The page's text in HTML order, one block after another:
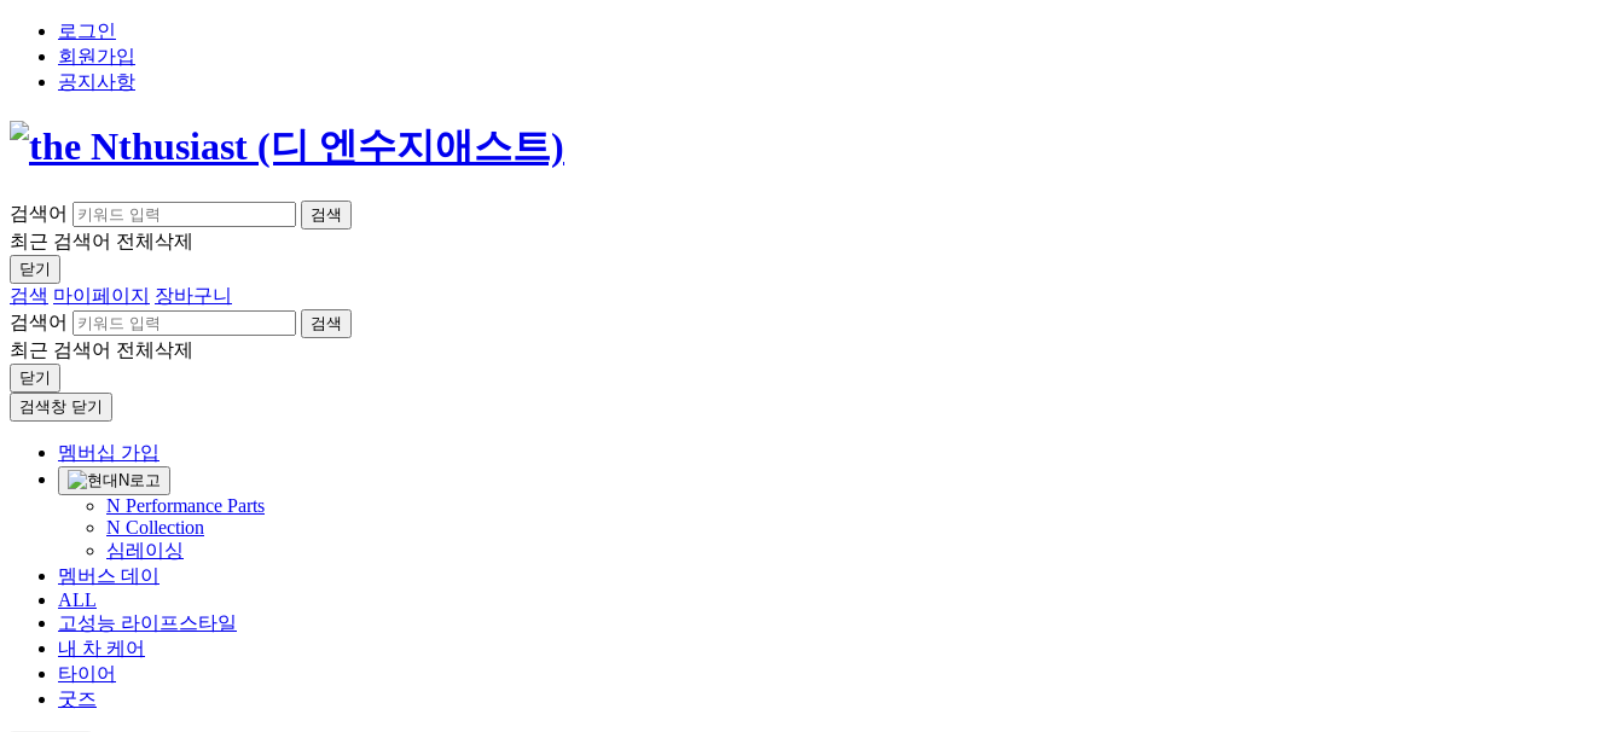
로그인
회원가입
공지사항
검색어 검색
최근 검색어 전체삭제
닫기
검색 마이페이지
장바구니
검색어
검색
최근 검색어 전체삭제
닫기
검색창 닫기
멤버십 가입
N Performance Parts
N Collection
심레이싱
멤버스 데이
ALL
고성능 라이프스타일
내 차 케어
타이어
굿즈